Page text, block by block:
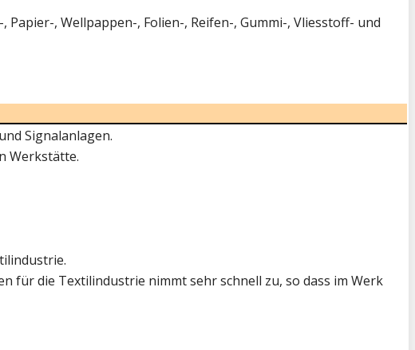
, Wellpappen-, Folien-, Reifen-, Gummi-, Vliesstoff- und
Signalanlagen.
Werkstätte.
für die Textilindustrie nimmt sehr schnell zu, so dass im Werk